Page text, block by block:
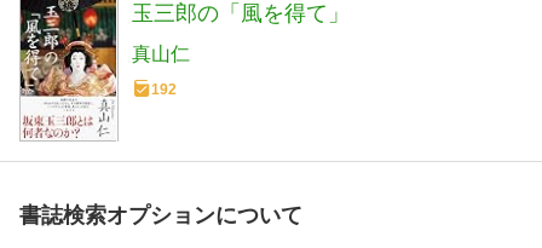
玉三郎の「風を得て」
真山仁
192
書誌検索オプションについて